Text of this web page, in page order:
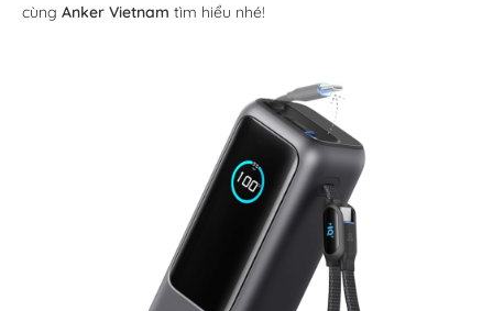
cùng Anker Vietnam tìm hiểu nhé!